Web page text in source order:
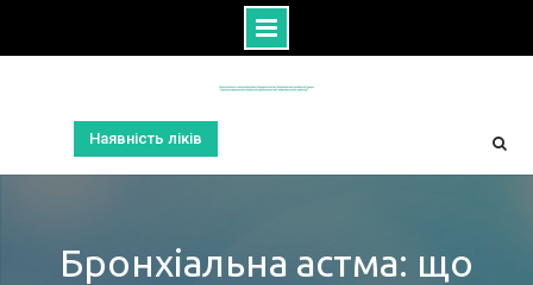
Наявність ліків
Бронхіальна астма: що